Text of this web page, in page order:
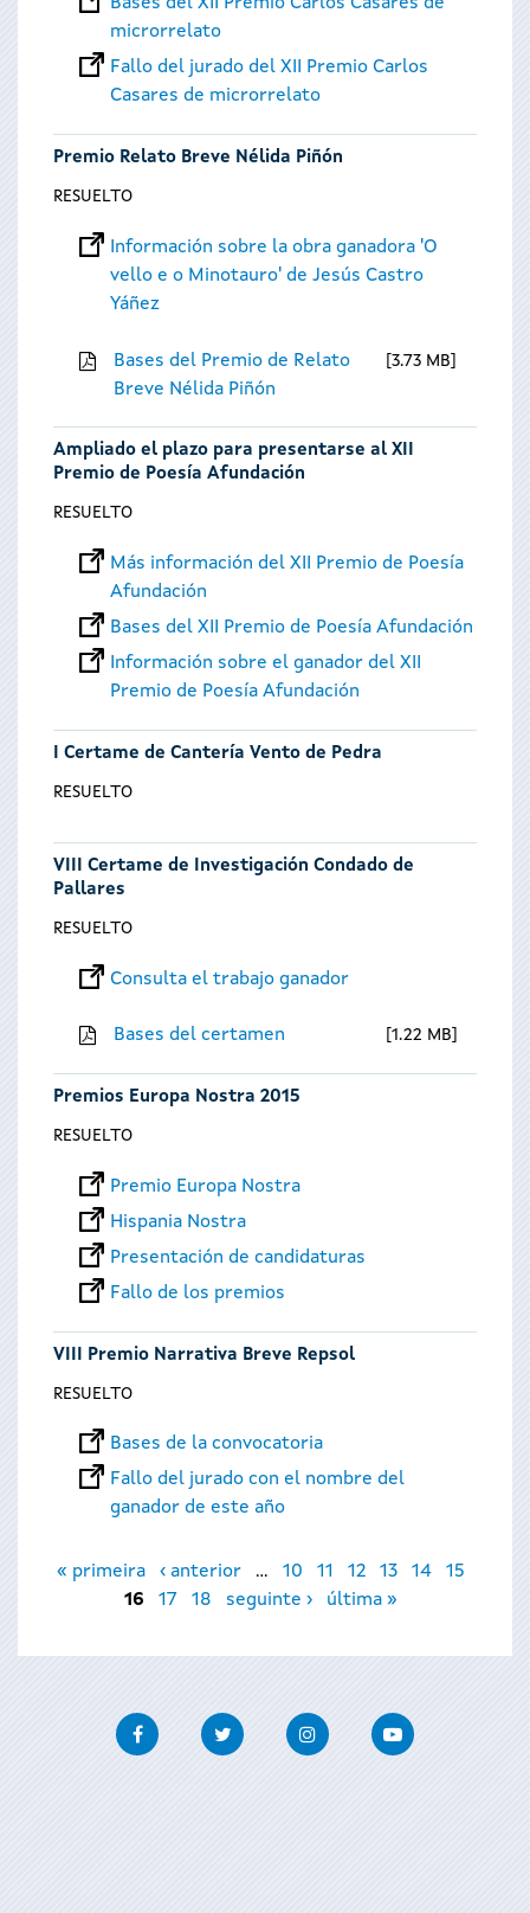
Bases del XII Premio Carlos Casares de
microrrelato
Fallo del jurado del XII Premio Carlos
Casares de microrrelato
Premio Relato Breve Nélida Piñón
RESUELTO
Información sobre la obra ganadora 'O
vello e o Minotauro' de Jesús Castro
Yáñez
Bases del Premio de Relato
Breve Nélida Piñón
3.73 MB
Ampliado el plazo para presentarse al XII
Premio de Poesía Afundación
RESUELTO
Más información del XII Premio de Poesía
Afundación
Bases del XII Premio de Poesía Afundación
Información sobre el ganador del XII
Premio de Poesía Afundación
I Certame de Cantería Vento de Pedra
RESUELTO
VIII Certame de Investigación Condado de
Pallares
RESUELTO
Consulta el trabajo ganador
Bases del certamen 1.22 MB
Premios Europa Nostra 2015
RESUELTO
Premio Europa Nostra
Hispania Nostra
Presentación de candidaturas
Fallo de los premios
VIII Premio Narrativa Breve Repsol
RESUELTO
Bases de la convocatoria
Fallo del jurado con el nombre del
ganador de este año
Páginas
« primeira ‹ anterior … 10 11 12 13 14
15
16
17 18 seguinte › última »
FacebookTwitter InstagramYoutube